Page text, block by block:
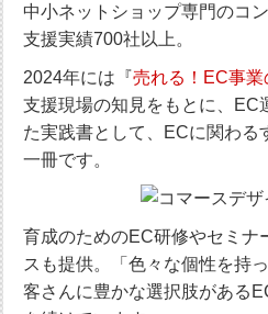
中小ネットショップ専門のコ
支援実績700社以上。
2024年には『売れる！EC事
支援現場の知見をもとに、EC
た実践書として、ECに関わる
一冊です。
育成のためのEC研修やセミナ
スも提供。「色々な個性を持
客さんに豊かな選択肢がある